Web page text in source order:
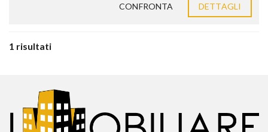
CONFRONTA DETTAGLI
1 risultati